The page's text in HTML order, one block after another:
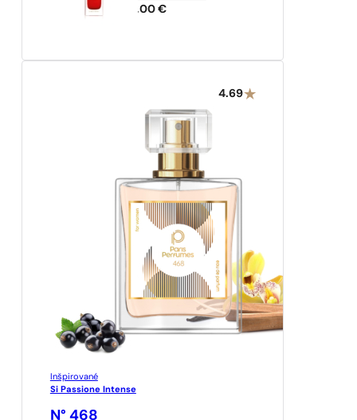
136,00 €
4.69
Inšpirované
Si Passione Intense
N° 468